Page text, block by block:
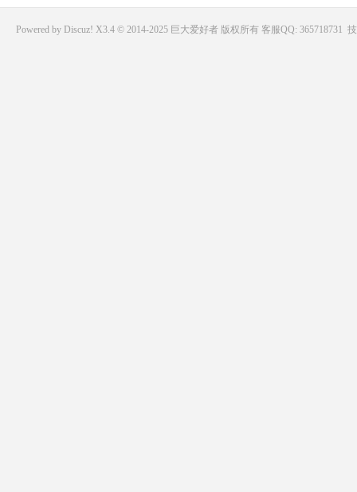
Powered by Discuz! X3.4 © 2014-2025 巨大爱好者版权所有 客服QQ: 365718731